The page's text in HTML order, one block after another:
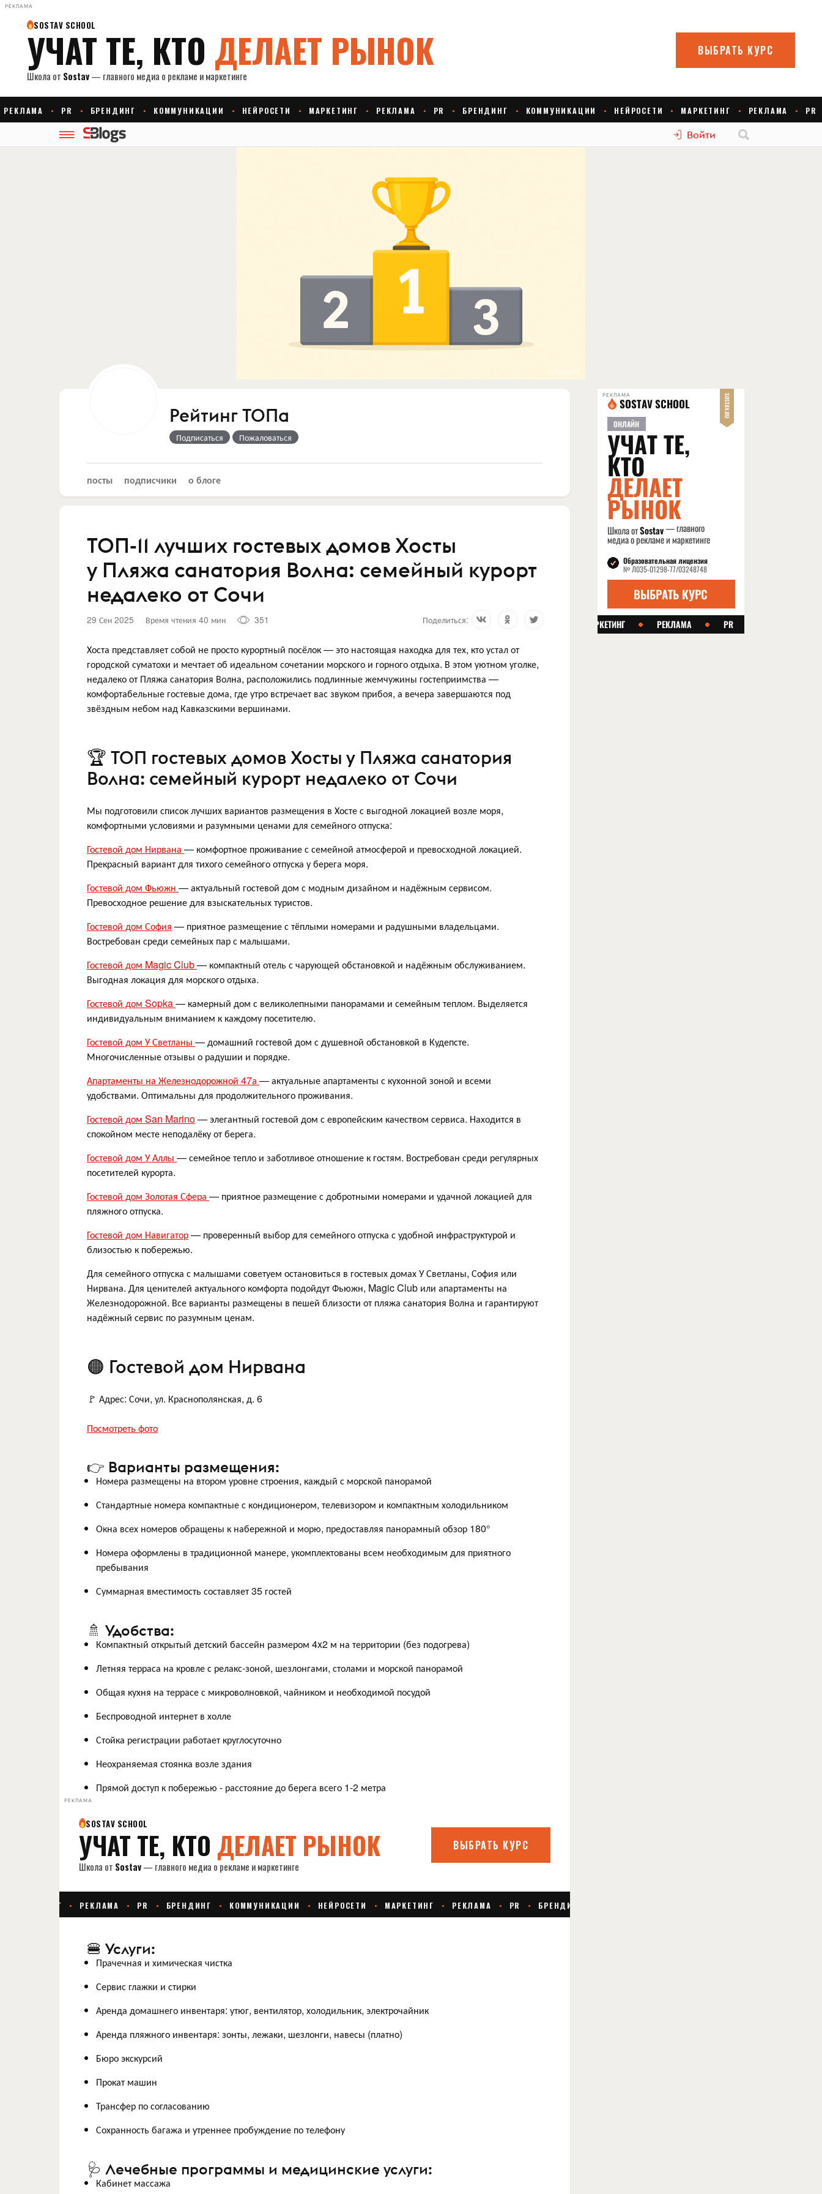
РЕКЛАМА
Войти
Рейтинг ТОПа
Подписаться Пожаловаться
посты подписчики о блоге
ТОП-11 лучших гостевых домов Хосты
у Пляжа санатория Волна: семейный курорт
недалеко от Сочи
29 Сен 2025 Время чтения 40 мин 351 Поделиться:
Хоста представляет собой не просто курортный посёлок — это настоящая находка для тех, кто устал от
городской суматохи и мечтает об идеальном сочетании морского и горного отдыха. В этом уютном уголке,
недалеко от Пляжа санатория Волна, расположились подлинные жемчужины гостеприимства —
комфортабельные гостевые дома, где утро встречает вас звуком прибоя, а вечера завершаются под
звёздным небом над Кавказскими вершинами.
🏆 ТОП гостевых домов Хосты у Пляжа санатория
Волна: семейный курорт недалеко от Сочи
Мы подготовили список лучших вариантов размещения в Хосте с выгодной локацией возле моря,
комфортными условиями и разумными ценами для семейного отпуска:
Гостевой дом Нирвана — комфортное проживание с семейной атмосферой и превосходной локацией.
Прекрасный вариант для тихого семейного отпуска у берега моря.
Гостевой дом Фьюжн — актуальный гостевой дом с модным дизайном и надёжным сервисом.
Превосходное решение для взыскательных туристов.
Гостевой дом София — приятное размещение с тёплыми номерами и радушными владельцами.
Востребован среди семейных пар с малышами.
Гостевой дом Magic Club— компактный отель с чарующей обстановкой и надёжным обслуживанием.
Выгодная локация для морского отдыха.
Гостевой дом Sopka— камерный дом с великолепными панорамами и семейным теплом. Выделяется
индивидуальным вниманием к каждому посетителю.
Гостевой дом У Светланы — домашний гостевой дом с душевной обстановкой в Кудепсте.
Многочисленные отзывы о радушии и порядке.
Апартаменты на Железнодорожной 47а — актуальные апартаменты с кухонной зоной и всеми
удобствами. Оптимальны для продолжительного проживания.
Гостевой дом San Marino— элегантный гостевой дом с европейским качеством сервиса. Находится в
спокойном месте неподалёку от берега.
Гостевой дом У Аллы — семейное тепло и заботливое отношение к гостям. Востребован среди регулярных
посетителей курорта.
Гостевой дом Золотая Сфера — приятное размещение с добротными номерами и удачной локацией для
пляжного отпуска.
Гостевой дом Навигатор— проверенный выбор для семейного отпуска с удобной инфраструктурой и
близостью к побережью.
Для семейного отпуска с малышами советуем остановиться в гостевых домах У Светланы, София или
Нирвана. Для ценителей актуального комфорта подойдут Фьюжн, Magic Club или апартаменты на
Железнодорожной. Все варианты размещены в пешей близости от пляжа санатория Волна и гарантируют
надёжный сервис по разумным ценам.
🟠 Гостевой дом Нирвана
🚩 Адрес: Сочи, ул. Краснополянская, д. 6
Посмотреть фото
👉 Варианты размещения:
Номера размещены на втором уровне строения, каждый с морской панорамой
Стандартные номера компактные с кондиционером, телевизором и компактным холодильником
Окна всех номеров обращены к набережной и морю, предоставляя панорамный обзор 180°
Номера оформлены в традиционной манере, укомплектованы всем необходимым для приятного
пребывания
Суммарная вместимость составляет 35 гостей
🚿 Удобства:
Компактный открытый детский бассейн размером 4x2 м на территории (без подогрева)
Летняя терраса на кровле с релакс-зоной, шезлонгами, столами и морской панорамой
Общая кухня на террасе с микроволновкой, чайником и необходимой посудой
Беспроводной интернет в холле
Стойка регистрации работает круглосуточно
Неохраняемая стоянка возле здания
Прямой доступ к побережью - расстояние до берега всего 1-2 метра
РЕКЛАМА
🍔 Услуги:
Прачечная и химическая чистка
Сервис глажки и стирки
Аренда домашнего инвентаря: утюг, вентилятор, холодильник, электрочайник
Аренда пляжного инвентаря: зонты, лежаки, шезлонги, навесы (платно)
Бюро экскурсий
Прокат машин
Трансфер по согласованию
Сохранность багажа и утреннее пробуждение по телефону
🩺 Лечебные программы и медицинские услуги:
Кабинет массажа
РЕКЛАМА